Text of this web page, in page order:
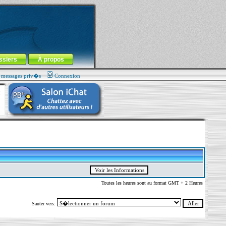
À propos
priv�s Connexion
Toutes les heures sont au format GMT + 2 Heures
Sauter vers: